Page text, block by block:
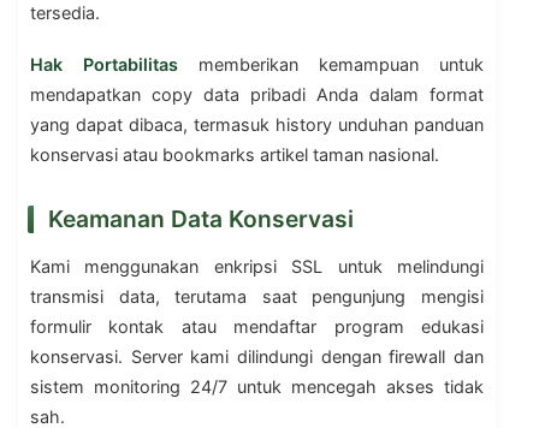
tersedia.
Hak Portabilitas memberikan kemampuan untuk
mendapatkan copy data pribadi Anda dalam format
yang dapat dibaca, termasuk history unduhan panduan
konservasi atau bookmarks artikel taman nasional.
Keamanan Data Konservasi
Kami menggunakan enkripsi SSL untuk melindungi
transmisi data, terutama saat pengunjung mengisi
formulir kontak atau mendaftar program edukasi
konservasi. Server kami dilindungi dengan firewall dan
sistem monitoring 24/7 untuk mencegah akses tidak
sah.